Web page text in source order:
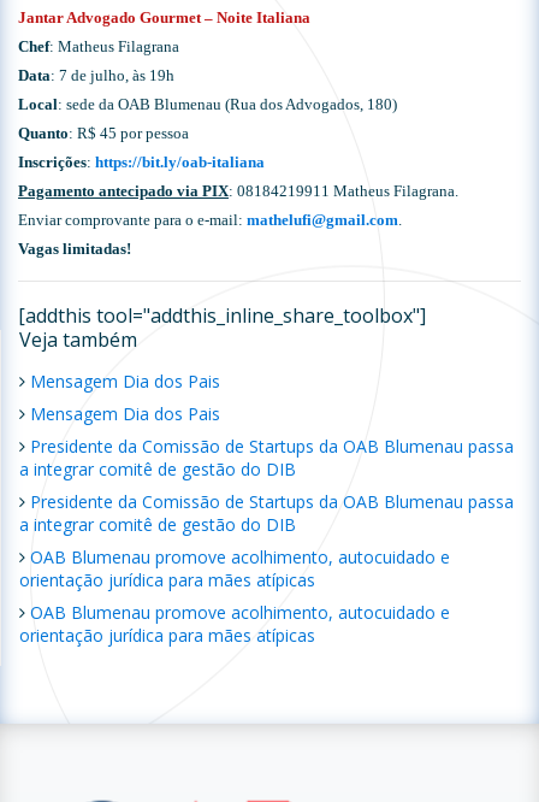
Jantar Advogado Gourmet – Noite Italiana
Chef: Matheus Filagrana
Data: 7 de julho, às 19h
Local: sede da OAB Blumenau (Rua dos Advogados, 180)
Quanto: R$ 45 por pessoa
Inscrições: https://bit.ly/oab-italiana
Pagamento antecipado via PIX: 08184219911 Matheus Filagrana.
Enviar comprovante para o e-mail: mathelufi@gmail.com.
Vagas limitadas!
[addthis tool="addthis_inline_share_toolbox"]
Veja também
Mensagem Dia dos Pais
Mensagem Dia dos Pais
Presidente da Comissão de Startups da OAB Blumenau passa
a integrar comitê de gestão do DIB
Presidente da Comissão de Startups da OAB Blumenau passa
a integrar comitê de gestão do DIB
OAB Blumenau promove acolhimento, autocuidado e
orientação jurídica para mães atípicas
OAB Blumenau promove acolhimento, autocuidado e
orientação jurídica para mães atípicas